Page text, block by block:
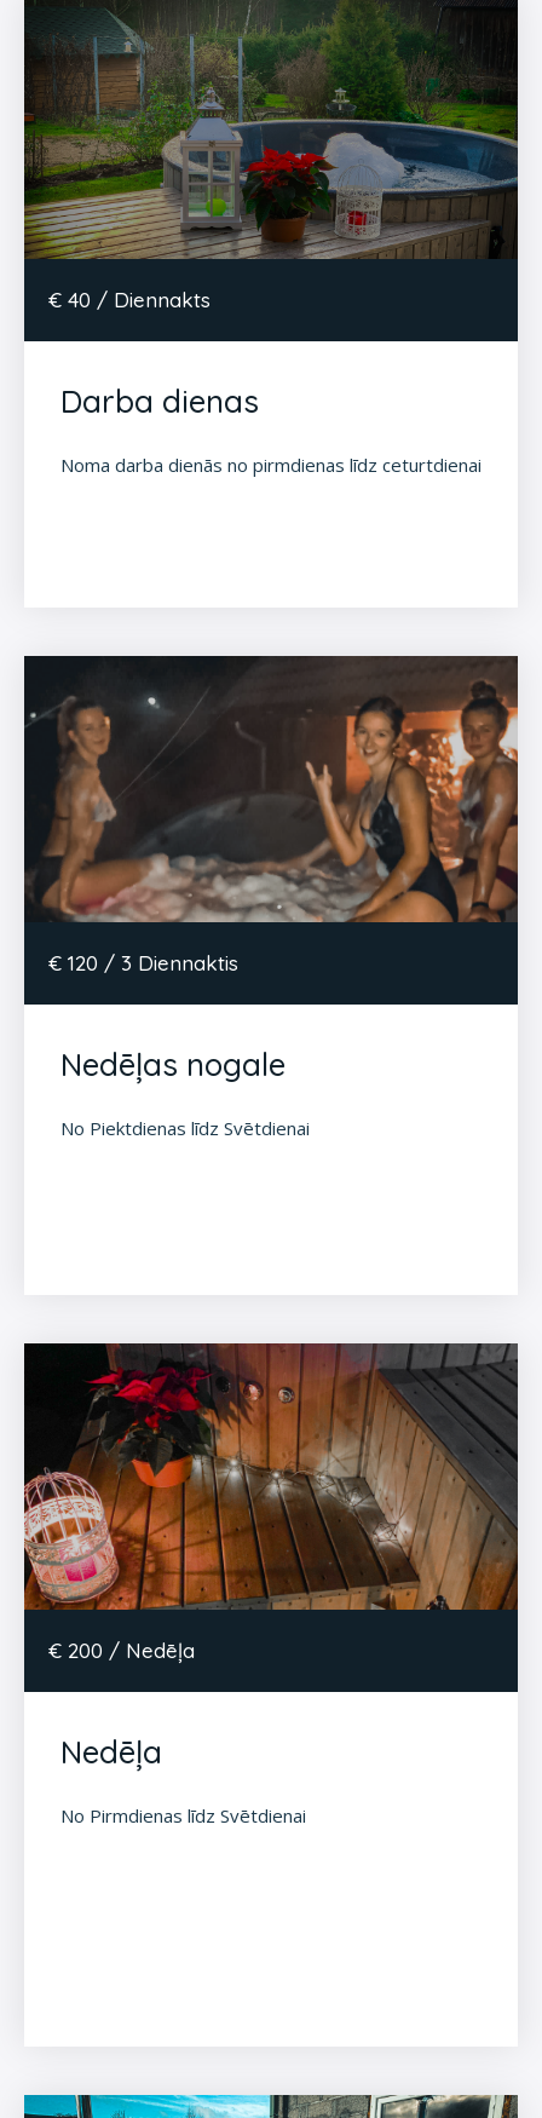
€ 40 / Diennakts
Darba dienas
Noma darba dienās no pirmdienas līdz ceturtdienai
€ 120 / 3 Diennaktis
Nedēļas nogale
No Piektdienas līdz Svētdienai
€ 200 / Nedēļa
Nedēļa
No Pirmdienas līdz Svētdienai